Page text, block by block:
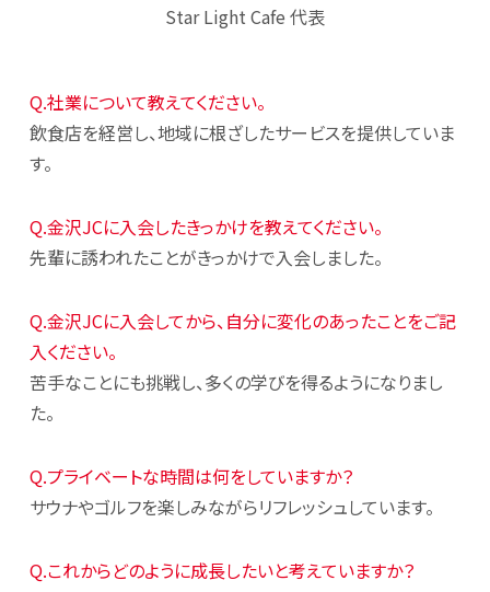
Star Light Cafe 代表
Q.社業について教えてください。
飲食店を経営し、地域に根ざしたサービスを提供していま
す。
Q.金沢JCに入会したきっかけを教えてください。
先輩に誘われたことがきっかけで入会しました。
Q.金沢JCに入会してから、自分に変化のあったことをご記
入ください。
苦手なことにも挑戦し、多くの学びを得るようになりまし
た。
Q.プライベートな時間は何をしていますか？
サウナやゴルフを楽しみながらリフレッシュしています。
Q.これからどのように成長したいと考えていますか？